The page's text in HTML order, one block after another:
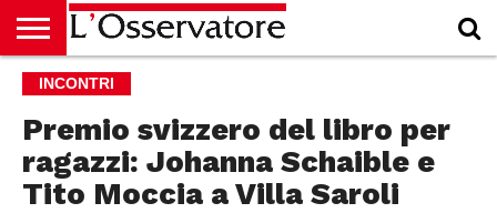
HOME
CULTURA
ECONOMIA
RUBRICHE
ARCHIVIO
PODCAST
ABBONAMENTO
CHI
ACCEDI
INCONTRI
Premio svizzero del libro per
ragazzi: Johanna Schaible e
Tito Moccia a Villa Saroli